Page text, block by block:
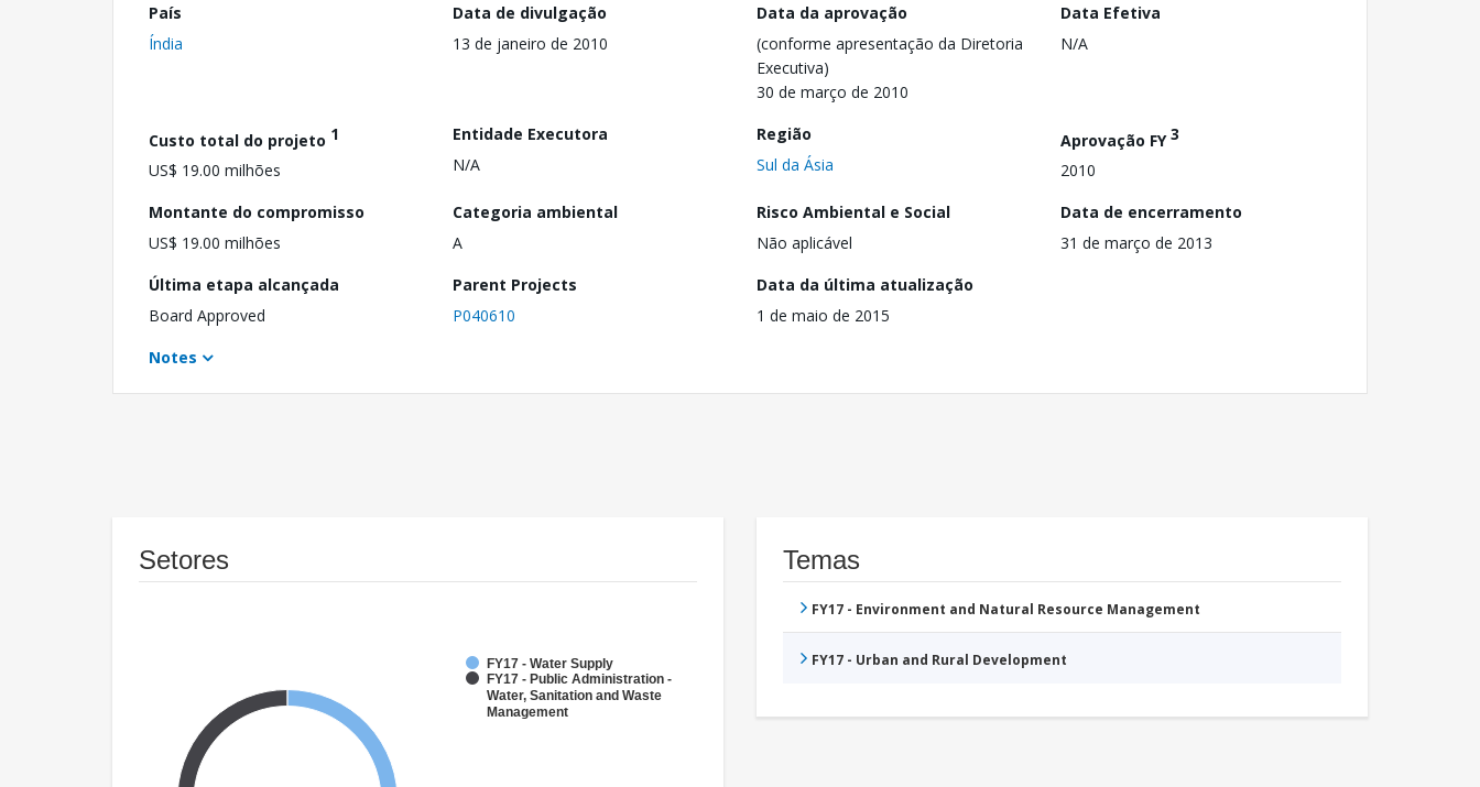
País
Índia
Data de divulgação
13 de janeiro de 2010
Data da aprovação
(conforme apresentação da Diretoria
Executiva)
30 de março de 2010
Data Efetiva
N/A
Custo total do projeto 1
US$ 19.00 milhões
Entidade Executora
N/A
Região
Sul da Ásia
Aprovação FY3
2010
Montante do compromisso
US$ 19.00 milhões
Categoria ambiental
A
Risco Ambiental e Social
Não aplicável
Data de encerramento
31 de março de 2013
Última etapa alcançada
Board Approved
Parent Projects
P040610
Data da última atualização
1 de maio de 2015
Notes
Setores
FY17 - Water Supply
FY17 - Public Administration -
Water, Sanitation and Waste
Management
Temas
FY17 - Environment and Natural Resource Management
FY17 - Urban and Rural Development